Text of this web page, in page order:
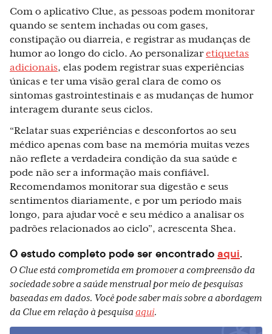
Com o aplicativo Clue, as pessoas podem monitorar
quando se sentem inchadas ou com gases,
constipação ou diarreia, e registrar as mudanças de
humor ao longo do ciclo. Ao personalizaretiquetas
adicionais, elas podem registrar suas experiências
únicas e ter uma visão geral clara de como os
sintomas gastrointestinais e as mudanças de humor
interagem durante seus ciclos.
“Relatar suas experiências e desconfortos ao seu
médico apenas com base na memória muitas vezes
não reflete a verdadeira condição da sua saúde e
pode não ser a informação mais confiável.
Recomendamos monitorar sua digestão e seus
sentimentos diariamente, e por um período mais
longo, para ajudar você e seu médico a analisar os
padrões relacionados ao ciclo”, acrescenta Shea.
O estudo completo pode ser encontrado aqui.
O Clue está comprometida em promover a compreensão da
sociedade sobre a saúde menstrual por meio de pesquisas
baseadas em dados. Você pode saber mais sobre a abordagem
da Clue em relação à pesquisa aqui.